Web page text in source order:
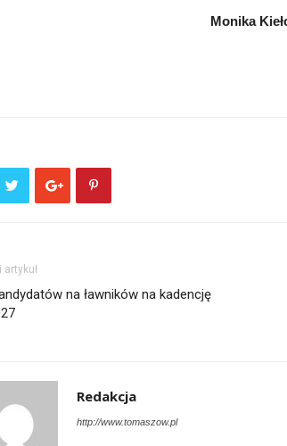
Monika
artykuł
na ławników na kadencję
Redakcja
http://www.tomaszow.pl